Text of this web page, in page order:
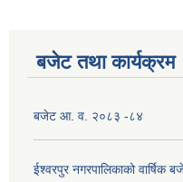
बजेट तथा कार्यक्रम
बजेट आ. व. २०८३ -८४
ईश्वरपुर नगरपालिकाको